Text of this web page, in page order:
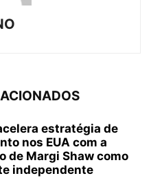
estratégia de
nos EUA com a
de Margi Shaw como
independente